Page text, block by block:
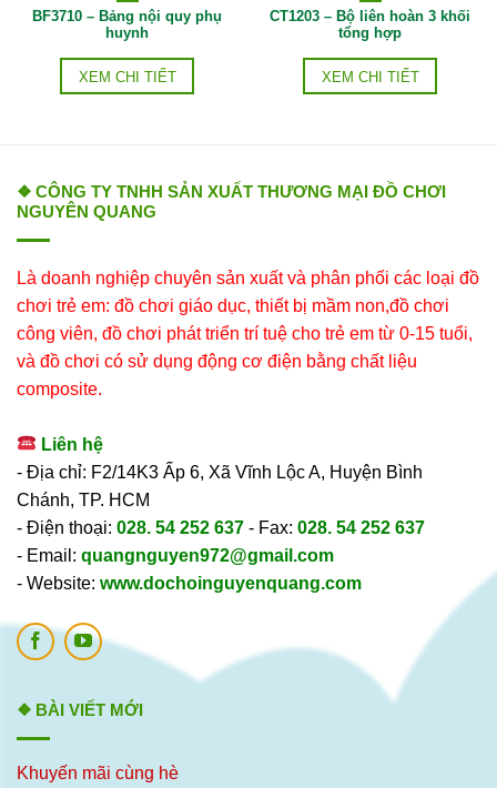
BF3710 – Bảng nội quy phụ
huynh
XEM CHI TIẾT
CT1203 – Bộ liên hoàn 3 khối
tổng hợp
XEM CHI TIẾT
❖ CÔNG TY TNHH SẢN XUẤT THƯƠNG MẠI ĐỒ CHƠI
NGUYÊN QUANG
Là doanh nghiệp chuyên sản xuất và phân phối các loại đồ
chơi trẻ em: đồ chơi giáo dục, thiết bị mầm non,đồ chơi
công viên, đồ chơi phát triển trí tuệ cho trẻ em từ 0-15 tuổi,
và đồ chơi có sử dụng động cơ điện bằng chất liệu
composite.
Liên hệ
- Địa chỉ: F2/14K3 Ấp 6, Xã Vĩnh Lộc A, Huyện Bình
Chánh, TP. HCM
- Điện thoại: 028. 54 252 637 - Fax: 028. 54 252 637
- Email: quangnguyen972@gmail.com
- Website: www.dochoinguyenquang.com
❖ BÀI VIẾT MỚI
Khuyến mãi cùng hè